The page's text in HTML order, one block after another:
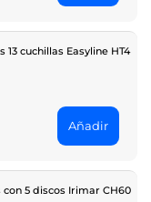
cuchillas Easyline HT4
Añadir
5 discos Irimar CH60